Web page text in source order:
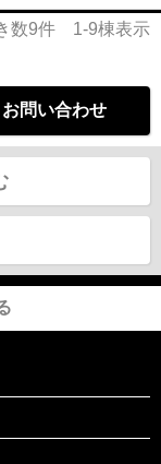
数9件 1-9棟表示
お問い合わせ